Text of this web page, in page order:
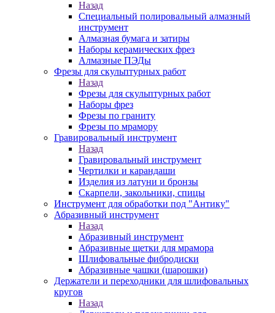
Назад
Специальный полировальный алмазный
инструмент
Алмазная бумага и затиры
Наборы керамических фрез
Алмазные ПЭДы
Фрезы для скульптурных работ
Назад
Фрезы для скульптурных работ
Наборы фрез
Фрезы по граниту
Фрезы по мрамору
Гравировальный инструмент
Назад
Гравировальный инструмент
Чертилки и карандаши
Изделия из латуни и бронзы
Скарпели, закольники, спицы
Инструмент для обработки под "Антику"
Абразивный инструмент
Назад
Абразивный инструмент
Абразивные щетки для мрамора
Шлифовальные фибродиски
Абразивные чашки (шарошки)
Держатели и переходники для шлифовальных
кругов
Назад